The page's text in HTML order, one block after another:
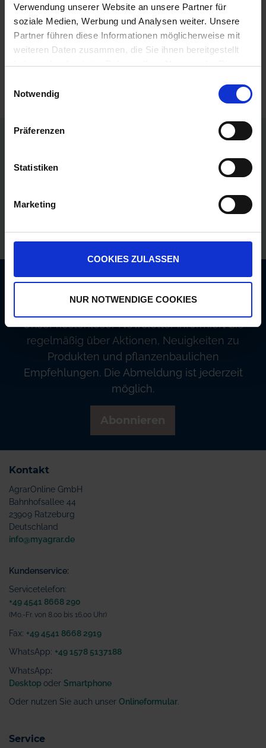
Verwendung unserer Website an unsere Partner für
soziale Medien, Werbung und Analysen weiter. Unsere
Partner führen diese Informationen möglicherweise mit
weiteren Daten zusammen, die Sie ihnen bereitgestellt
haben oder die sie im Rahmen Ihrer Nutzung der Dienste
Notwendig
Präferenzen
Statistiken
Marketing
COOKIES ZULASSEN
NUR NOTWENDIGE COOKIES
Produkte vergleichen
Sie haben keine Artikel zum Vergleichen.
Versandkostenfrei ab 250€
Newsletter: 10€ Gutschein
sichern!
Unser kostenloser Newsletter informiert Sie
regelmäßig über Aktionen, Neuigkeiten zu
Produkten und pflanzenbaulichen
Empfehlungen. Die Abmeldung ist jederzeit
möglich.
Kontakt
AgrarOnline GmbH
Bahnhofsallee 44
23909 Ratzeburg
Deutschland
info@myagrar.de
Kundenservice:
Servicetelefon:
+49 4541 8668 290
(Mo.-Fr. von 8.00 bis 16.00 Uhr)
Fax: +49 4541 8668 2919
WhatsApp: +49 1578 5137188
WhatsApp:
Desktop oder Smartphone
Oder nutzen Sie auch unser Onlineformular
Service